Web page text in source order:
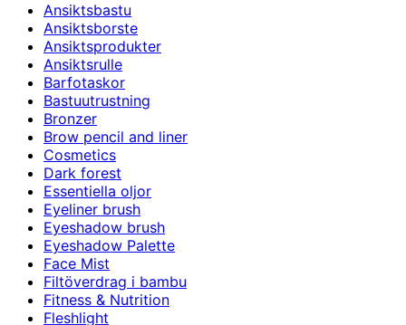
Ansiktsbastu
Ansiktsborste
Ansiktsprodukter
Ansiktsrulle
Barfotaskor
Bastuutrustning
Bronzer
Brow pencil and liner
Cosmetics
Dark forest
Essentiella oljor
Eyeliner brush
Eyeshadow brush
Eyeshadow Palette
Face Mist
Filtöverdrag i bambu
Fitness & Nutrition
Fleshlight